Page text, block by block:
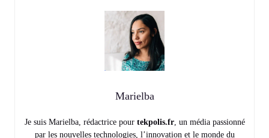
Marielba
Je suis Marielba, rédactrice pour tekpolis.fr, un média passionné
par les nouvelles technologies, l’innovation et le monde du